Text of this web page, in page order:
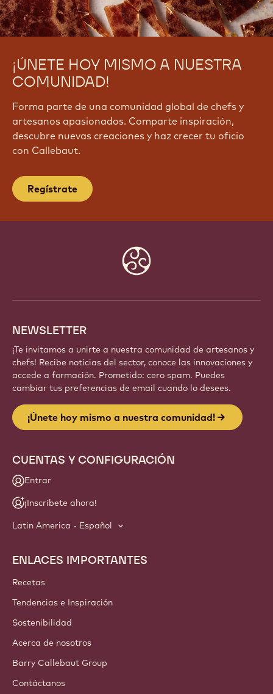
¡ÚNETE HOY MISMO A NUESTRA
COMUNIDAD!
Forma parte de una comunidad global de chefs y
artesanos apasionados. Comparte inspiración,
descubre nuevas creaciones y haz crecer tu oficio
con Callebaut.
Regístrate
NEWSLETTER
¡Te invitamos a unirte a nuestra comunidad de artesanos y
chefs! Recibe noticias del sector, conoce las innovaciones y
accede a formación. Prometido: cero spam. Puedes
cambiar tus preferencias de email cuando lo desees.
¡Únete hoy mismo a nuestra comunidad!
CUENTAS Y CONFIGURACIÓN
Entrar
¡Inscríbete ahora!
Latin America - Español
Footer
Callebaut
ENLACES IMPORTANTES
Recetas
Tendencias e Inspiración
Sostenibilidad
Acerca de nosotros
Barry Callebaut Group
Contáctanos